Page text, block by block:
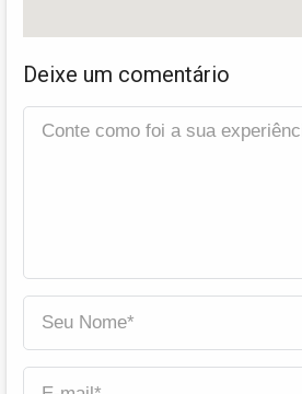
Deixe um comentário